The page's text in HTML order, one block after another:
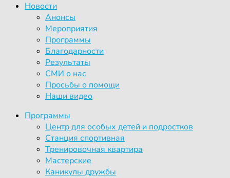
Новости
Анонсы
Мероприятия
Программы
Благодарности
Результаты
СМИ о нас
Просьбы о помощи
Наши видео
Программы
Центр для особых детей и подростков
Станция спортивная
Тренировочная квартира
Мастерские
Каникулы дружбы